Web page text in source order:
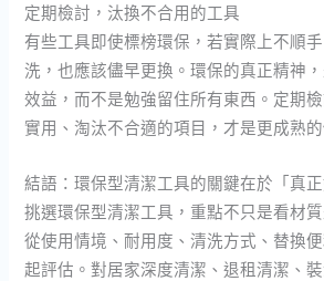
定期檢討，汰換不合用的工具
有些工具即使標榜環保，若實際上不順
洗，也應該儘早更換。環保的真正精神
效益，而不是勉強留住所有東西。定期
實用、淘汰不合適的項目，才是更成熟的
結語：環保型清潔工具的關鍵在於「真正
挑選環保型清潔工具，重點不只是看材
從使用情境、耐用度、清洗方式、替換
起評估。對居家深度清潔、退租清潔、